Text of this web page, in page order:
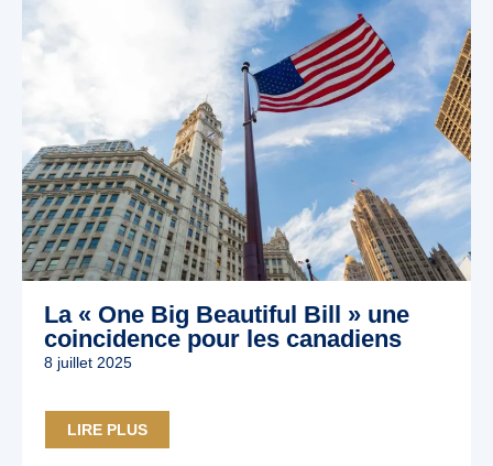
La « One Big Beautiful Bill » une
coincidence pour les canadiens
8 juillet 2025
LIRE PLUS